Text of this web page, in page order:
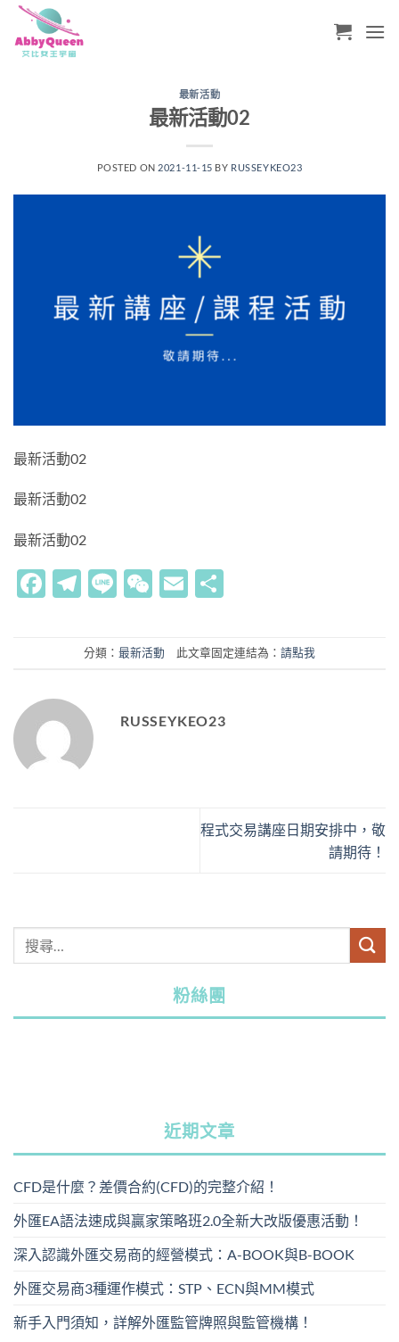
Skip
content
最新活動
最新活動02
POSTED ON 2021-11-15 BY RUSSEYKEO23
最新活動02
最新活動02
最新活動02
Facebook
Telegram
LineWeChat
Email
分類： 最新活動 此文章固定連結為： 請點我
RUSSEYKEO23
程式交易講座日期安排中，敬
請期待！
粉絲團
近期文章
CFD是什麼？差價合約(CFD)的完整介紹！
外匯EA語法速成與贏家策略班2.0全新大改版優惠活動！
深入認識外匯交易商的經營模式：A-BOOK與B-BOOK
外匯交易商3種運作模式：STP、ECN與MM模式
新手入門須知，詳解外匯監管牌照與監管機構！